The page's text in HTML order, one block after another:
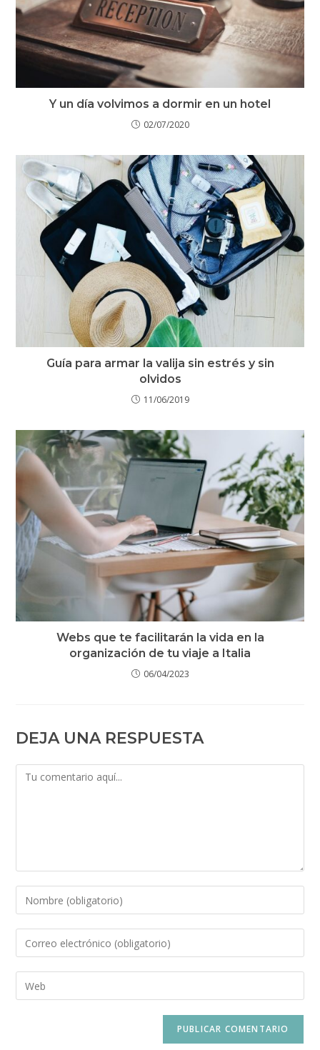
Y un día volvimos a dormir en un hotel
02/07/2020
Guía para armar la valija sin estrés y sin
olvidos
11/06/2019
Webs que te facilitarán la vida en la
organización de tu viaje a Italia
06/04/2023
DEJA UNA RESPUESTA
Comentario
Introduce
tu
nombre
de
usuario
Introduce
tu
dirección
de
Introduce
la